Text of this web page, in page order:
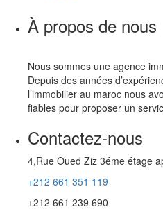
À propos de nous
Nous sommes une agence
Depuis des années
l’immobilier au maroc nous
fiables pour proposer un
Contactez-nous
4,Rue Oued Ziz 3éme étage
+212 661 351 119
+212 661 239 690